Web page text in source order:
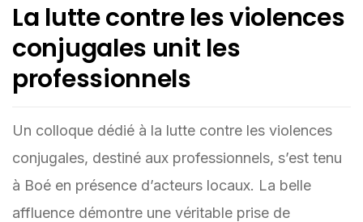
La lutte contre les violences
conjugales unit les
professionnels
Un colloque dédié à la lutte contre les violences
conjugales, destiné aux professionnels, s’est tenu
à Boé en présence d’acteurs locaux. La belle
affluence démontre une véritable prise de